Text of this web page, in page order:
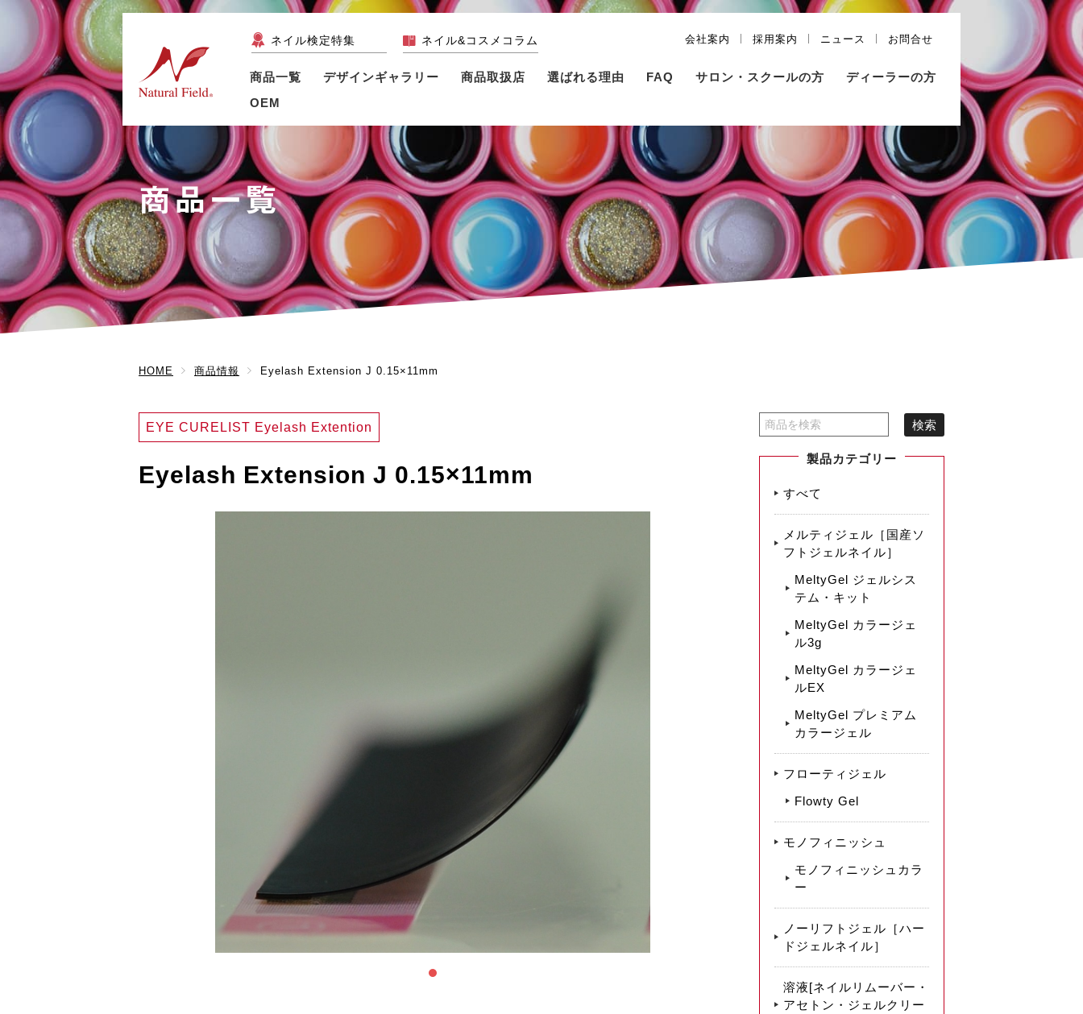
ネイル検定特集 ネイル&コスメコラム 会社案内 採用案内 ニュース お問合せ
商品一覧 デザインギャラリー 商品取扱店 選ばれる理由 FAQ サロン・スクールの方
ディーラーの方
OEM
商品一覧
HOME 商品情報 Eyelash Extension J 0.15×11mm
EYE CURELIST Eyelash Extention
Eyelash Extension J 0.15×11mm
製品カテゴリー
すべて
メルティジェル［国産ソ
フトジェルネイル］
MeltyGel ジェルシス
テム・キット
MeltyGel カラージェ
ル3g
MeltyGel カラージェ
ルEX
MeltyGel プレミアム
カラージェル
フローティジェル
Flowty Gel
モノフィニッシュ
モノフィニッシュカラ
ー
ノーリフトジェル［ハー
ドジェルネイル］
溶液[ネイルリムーバー・
アセトン・ジェルクリー